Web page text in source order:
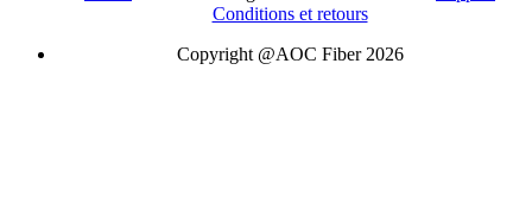
Conditions et retours
Copyright @AOC Fiber 2026